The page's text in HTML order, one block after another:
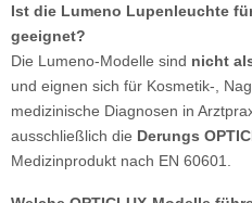
Ist die Lumeno Lupenleuchte
geeignet?
Die Lumeno-Modelle sind nicht
und eignen sich für Kosmetik-,
medizinische Diagnosen in
ausschließlich die Derungs
Medizinprodukt nach EN 60601.